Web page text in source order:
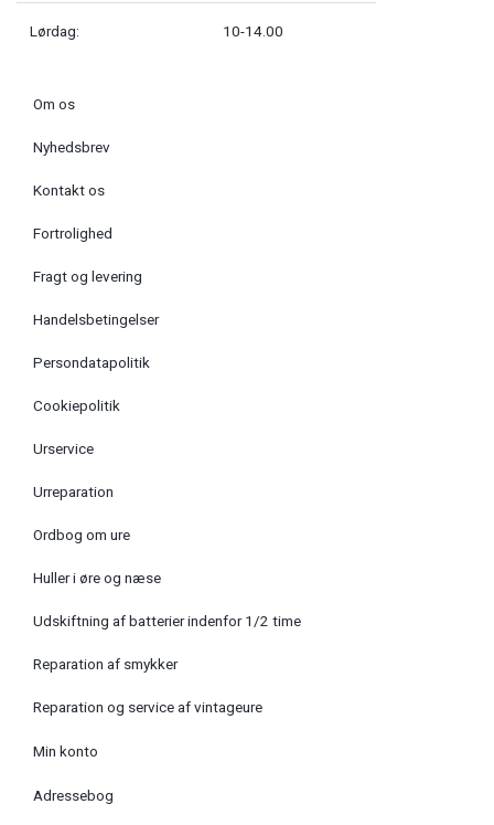
Lørdag: 10-14.00
Om os
Nyhedsbrev
Kontakt os
Fortrolighed
Fragt og levering
Handelsbetingelser
Persondatapolitik
Cookiepolitik
Urservice
Urreparation
Ordbog om ure
Huller i øre og næse
Udskiftning af batterier indenfor 1/2 time
Reparation af smykker
Reparation og service af vintageure
Min konto
Adressebog